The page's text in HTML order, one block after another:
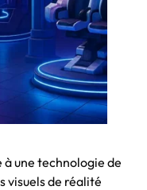
une technologie de
visuels de réalité